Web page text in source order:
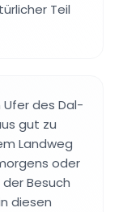
Teil
des Dal-
gut zu
Landweg
oder
Besuch
diesen